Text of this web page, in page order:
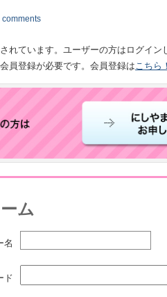
comments
れています。ユーザーの方はログイン
員登録が必要です。会員登録はこちら
ム
名
ド